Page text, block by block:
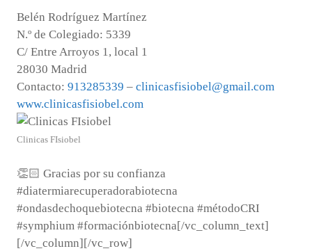
Belén Rodríguez Martínez
N.º de Colegiado: 5339
C/ Entre Arroyos 1, local 1
28030 Madrid
Contacto: 913285339 – clinicasfisiobel@gmail.com
www.clinicasfisiobel.com
Clinicas FIsiobel
👏🏻 Gracias por su confianza
#diatermiarecuperadorabiotecna
#ondasdechoquebiotecna #biotecna #métodoCRI
#symphium #formaciónbiotecna[/vc_column_text]
[/vc_column][/vc_row]